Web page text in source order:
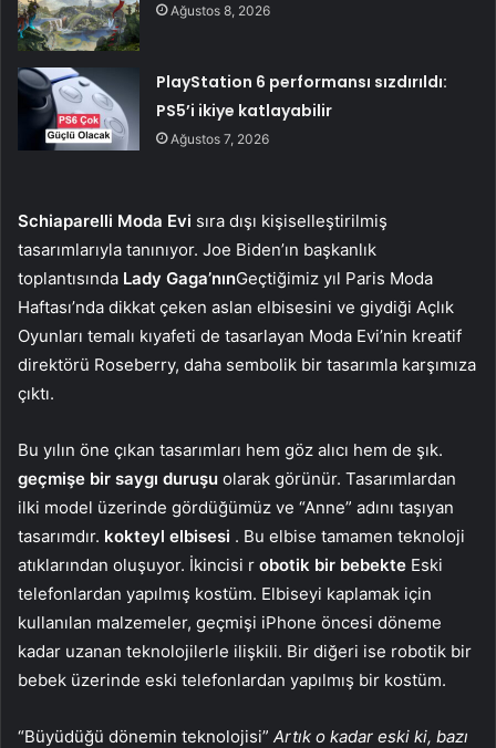
Ağustos 8, 2026
PlayStation 6 performansı sızdırıldı:
PS5’i ikiye katlayabilir
Ağustos 7, 2026
Schiaparelli Moda Evi sıra dışı kişiselleştirilmiş
tasarımlarıyla tanınıyor. Joe Biden’ın başkanlık
toplantısında Lady Gaga’nınGeçtiğimiz yıl Paris Moda
Haftası’nda dikkat çeken aslan elbisesini ve giydiği Açlık
Oyunları temalı kıyafeti de tasarlayan Moda Evi’nin kreatif
direktörü Roseberry, daha sembolik bir tasarımla karşımıza
çıktı.
Bu yılın öne çıkan tasarımları hem göz alıcı hem de şık.
geçmişe bir saygı duruşu olarak görünür. Tasarımlardan
ilki model üzerinde gördüğümüz ve “Anne” adını taşıyan
tasarımdır. kokteyl elbisesi . Bu elbise tamamen teknoloji
atıklarından oluşuyor. İkincisi r obotik bir bebekte Eski
telefonlardan yapılmış kostüm. Elbiseyi kaplamak için
kullanılan malzemeler, geçmişi iPhone öncesi döneme
kadar uzanan teknolojilerle ilişkili. Bir diğeri ise robotik bir
bebek üzerinde eski telefonlardan yapılmış bir kostüm.
“Büyüdüğü dönemin teknolojisi” Artık o kadar eski ki, bazı